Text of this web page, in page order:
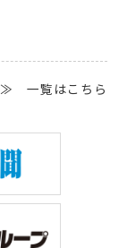
≫ 一覧はこちら